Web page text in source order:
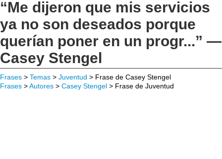
“Me dijeron que mis servicios
ya no son deseados porque
querían poner en un progr...” —
Casey Stengel
Frases > Temas > Juventud > Frase de Casey Stengel
Frases >Autores > Casey Stengel > Frase de Juventud